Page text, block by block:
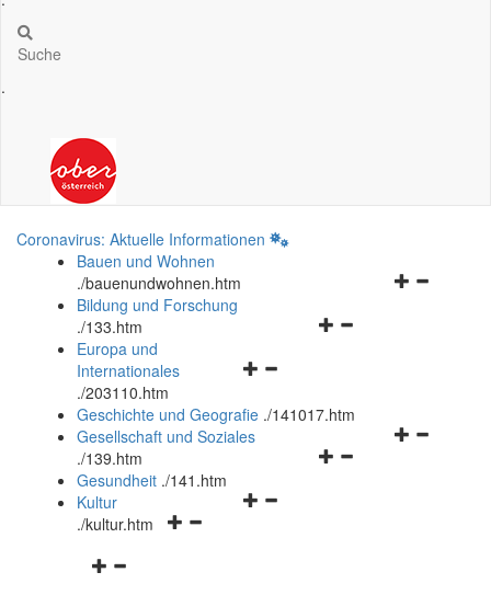
Suche
.
Coronavirus: Aktuelle Informationen
Bauen und Wohnen
./bauenundwohnen.htm
Navigationsmenü
Bildung und Forschung
./133.htm
Navigationsmenü
und
schließen
Europa und
Internationales
./203110.htm
Geschichte und Geografie ./141017.htm
Navigationsmenü
Gesellschaft und Soziales
./139.htm
Navigationsmenü
Gesundheit ./141.htm
Navigationsmenü
Kultur
./kultur.htm
Navigationsmenü